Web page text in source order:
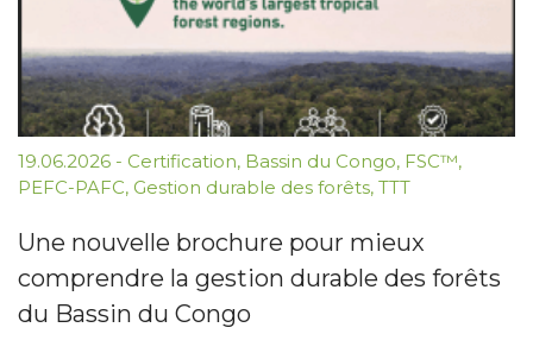
19.06.2026 - Certification, Bassin du Congo, FSC™,
PEFC-PAFC, Gestion durable des forêts, TTT
Une nouvelle brochure pour mieux
comprendre la gestion durable des forêts
du Bassin du Congo